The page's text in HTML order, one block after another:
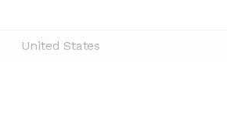
United States